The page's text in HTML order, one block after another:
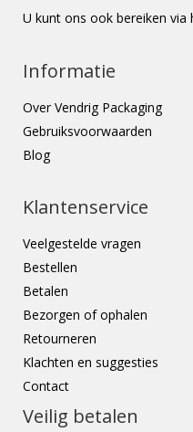
U kunt ons ook bereiken via
Informatie
Over Vendrig Packaging
Gebruiksvoorwaarden
Blog
Klantenservice
Veelgestelde vragen
Bestellen
Betalen
Bezorgen of ophalen
Retourneren
Klachten en suggesties
Contact
Veilig betalen